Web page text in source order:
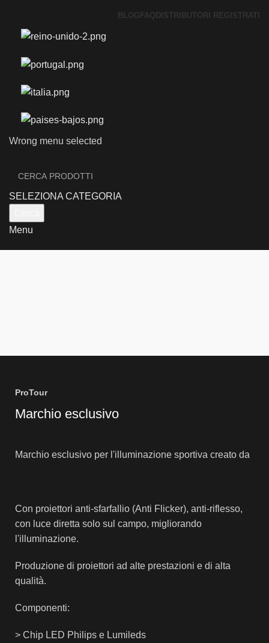
BLOG FAQ DISTRIBUTORI REGISTRATI
Wrong menu selected
SELEZIONA CATEGORIA
Menu
ProTour
Marchio esclusivo
Marchio esclusivo per l'illuminazione sportiva creato da
Con proiettori anti-sfarfallio (Anti Flicker), anti-riflesso,
con luce diretta solo sul campo, migliorando
l'illuminazione.
Produzione di proiettori ad alte prestazioni e di alta
qualità.
Componenti:
> Chip LED Philips e Lumileds